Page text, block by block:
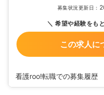
募集状況更新日：
希望や経験をも
この求人に
看護roo!転職での募集履歴